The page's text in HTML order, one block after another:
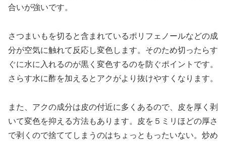
合いが強いです。
さつまいもを切ると含まれているポリフェノールなどの成
分が空気に触れて反応し変色します。そのため切ったらす
ぐに水に入れるのが黒く変色するのを防ぐポイントです。
さらす水に酢を加えるとアクがより抜けやすくなります。
また、アクの成分は皮の付近に多くあるので、皮を厚く剥
いて変色を抑える方法もあります。皮を５ミリほどの厚さ
で剥くので捨ててしまうのはちょっともったいない。炒め